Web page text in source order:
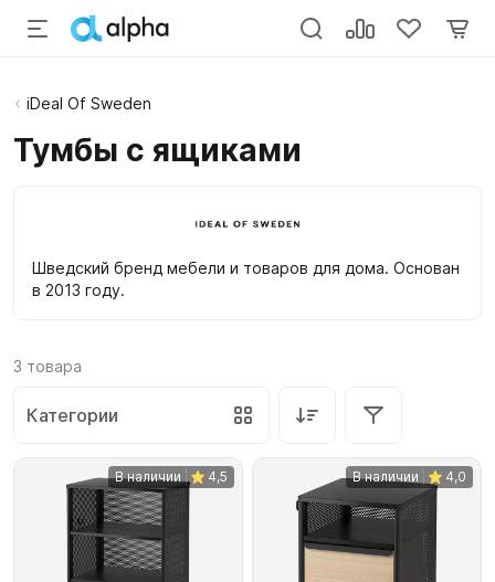
iDeal Of Sweden
Тумбы с ящиками
Шведский бренд мебели и товаров для дома. Основан
в 2013 году.
3 товара
Категории
В наличии 4,5 В наличии 4,0